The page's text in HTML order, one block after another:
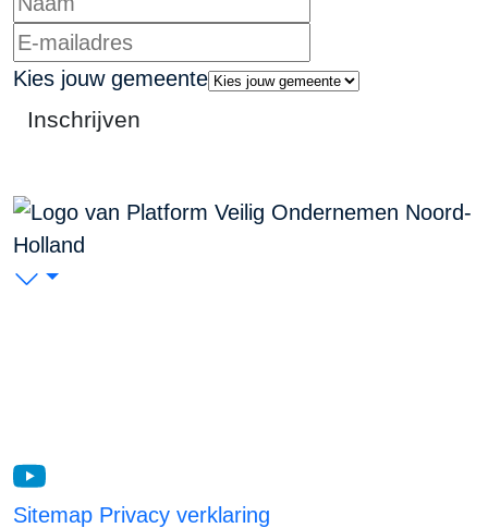
Kies jouw gemeente
Inschrijven
Sitemap Privacy verklaring